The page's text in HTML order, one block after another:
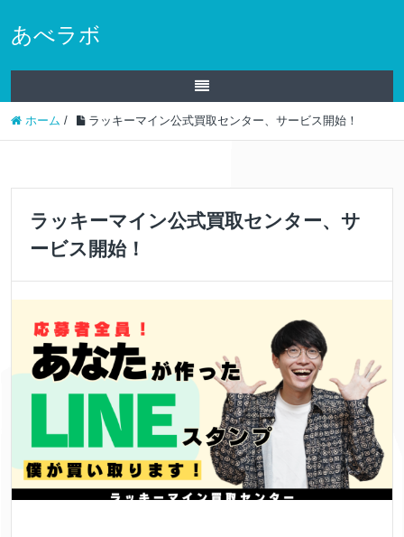
あべラボ
ホーム / ラッキーマイン公式買取センター、サービス開始！
ラッキーマイン公式買取センター、サ
ービス開始！